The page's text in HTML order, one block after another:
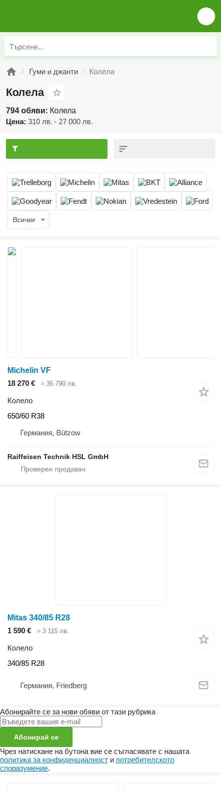
Гуми и джанти Колела
Колела
794 обяви: Колела
Цена: 310 лв. - 27 000 лв.
Всички
Michelin VF
18 270 €
≈ 35 790 лв.
Колело
650/60 R38
Германия, Bützow
Raiffeisen Technik HSL GmbH
Mitas 340/85 R28
1 590 €
≈ 3 115 лв.
Колело
340/85 R28
Германия, Friedberg
Абонирайте се за нови обяви от тази рубрика
Абонирай се
Чрез натискане на бутона вие се съгласявате с нашата
политика за конфиденциалност и потребителското
споразумение.